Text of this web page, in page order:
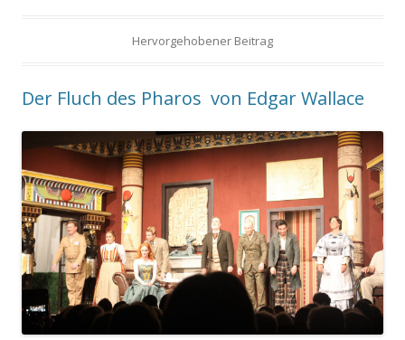
Hervorgehobener Beitrag
Der Fluch des Pharos von Edgar Wallace